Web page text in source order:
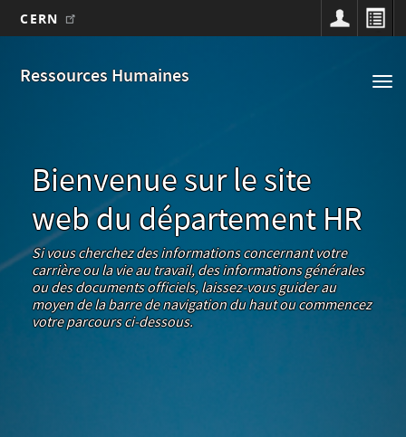
contenu
CERN
Ressources Humaines
navigation
Bienvenue sur le site
web du département HR
Si vous cherchez des informations concernant votre
carrière ou la vie au travail, des informations générales
ou des documents officiels, laissez-vous guider au
moyen de la barre de navigation du haut ou commencez
votre parcours ci-dessous.